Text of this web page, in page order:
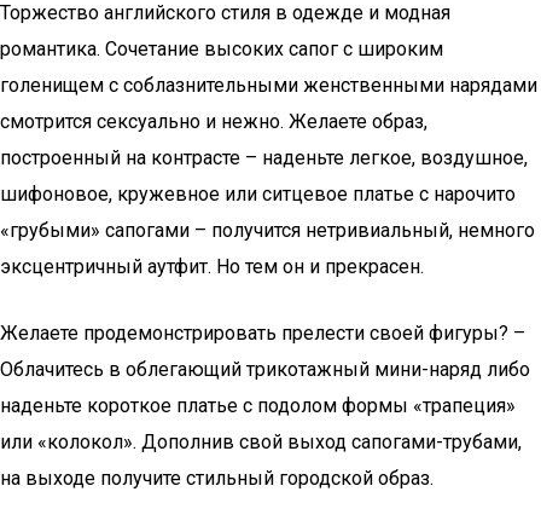
Торжество английского стиля в одежде и модная
романтика. Сочетание высоких сапог с широким
голенищем с соблазнительными женственными нарядами
смотрится сексуально и нежно. Желаете образ,
построенный на контрасте – наденьте легкое, воздушное,
шифоновое, кружевное или ситцевое платье с нарочито
«грубыми» сапогами – получится нетривиальный, немного
эксцентричный аутфит. Но тем он и прекрасен.
Желаете продемонстрировать прелести своей фигуры? –
Облачитесь в облегающий трикотажный мини-наряд либо
наденьте короткое платье с подолом формы «трапеция»
или «колокол». Дополнив свой выход сапогами-трубами,
на выходе получите стильный городской образ.